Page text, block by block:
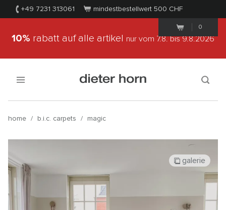
+49 7231 313061 mindestbestellwert 500 CHF
0
10% rabatt auf alle artikel nur vom 7.8.bis 9.8.2026
home / b.i.c. carpets / magic
galerie